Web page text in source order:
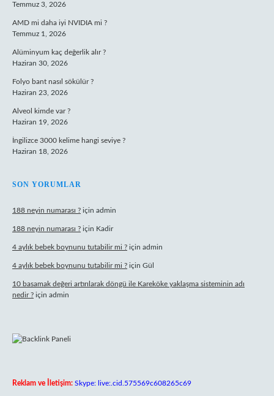
Temmuz 3, 2026
AMD mi daha iyi NVIDIA mi ?
Temmuz 1, 2026
Alüminyum kaç değerlik alır ?
Haziran 30, 2026
Folyo bant nasıl sökülür ?
Haziran 23, 2026
Alveol kimde var ?
Haziran 19, 2026
İngilizce 3000 kelime hangi seviye ?
Haziran 18, 2026
SON YORUMLAR
188 neyin numarası ? için admin
188 neyin numarası ? için Kadir
4 aylık bebek boynunu tutabilir mi ? için admin
4 aylık bebek boynunu tutabilir mi ? için Gül
10 basamak değeri artırılarak döngü ile Kareköke yaklaşma sisteminin adı
nedir ? için admin
Reklam ve İletişim: Skype: live:.cid.575569c608265c69